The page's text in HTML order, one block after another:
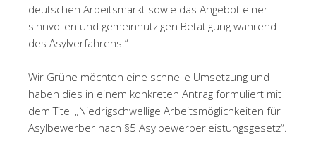
deutschen Arbeitsmarkt sowie das Angebot einer
sinnvollen und gemeinnützigen Betätigung während
des Asylverfahrens.“
Wir Grüne möchten eine schnelle Umsetzung und
haben dies in einem konkreten Antrag formuliert mit
dem Titel „Niedrigschwellige Arbeitsmöglichkeiten für
Asylbewerber nach §5 Asylbewerberleistungsgesetz“.